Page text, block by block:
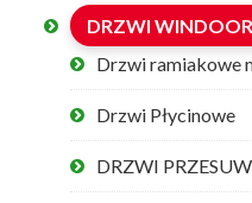
DRZWI
Drzwi ramiakowe
Drzwi Płycinowe
DRZWI